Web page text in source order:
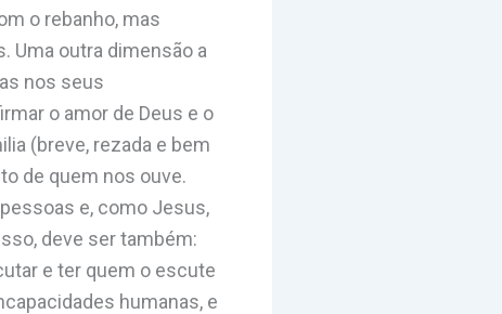
o rebanho, mas
Uma outra dimensão a
nos seus
o amor de Deus e o
(breve, rezada e bem
de quem nos ouve.
e, como Jesus,
deve ser também:
e ter quem o escute
humanas, e